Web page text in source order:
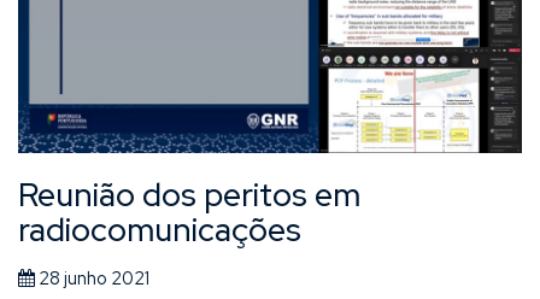
Reunião dos peritos em
radiocomunicações
28 junho 2021